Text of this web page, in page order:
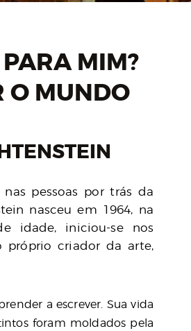
MIM?
O MUNDO
pessoas por trás da
nasceu em 1964, na
idade, iniciou-se nos
próprio criador da arte,
a escrever. Sua vida
foram moldados pela